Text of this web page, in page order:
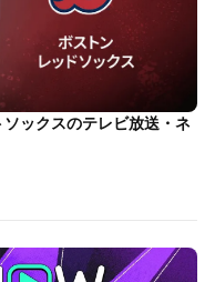
ックスのテレビ放送・ネ